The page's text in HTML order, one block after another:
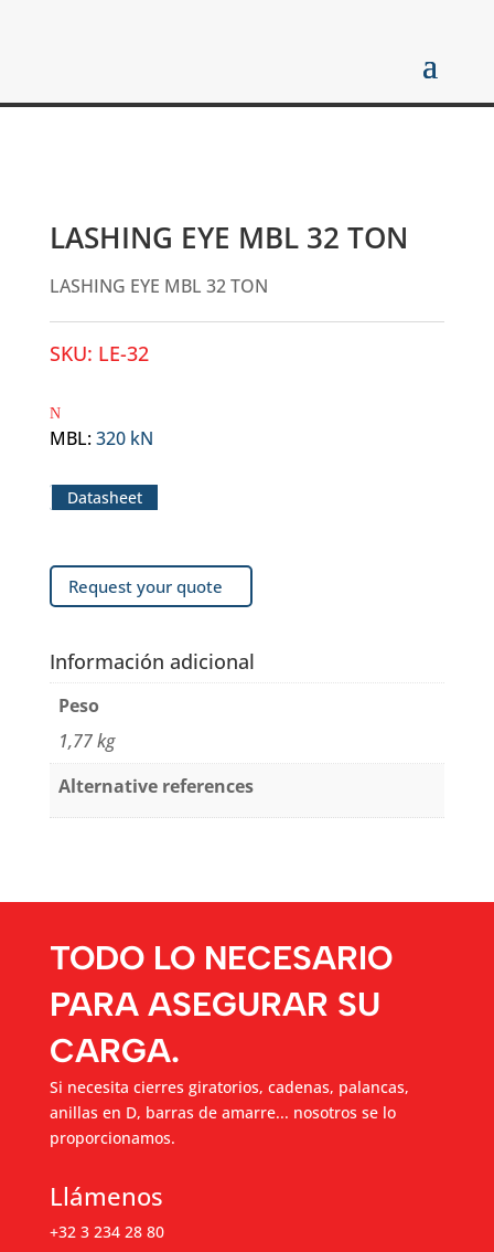
LASHING EYE MBL 32 TON
LASHING EYE MBL 32 TON
SKU: LE-32
MBL:320 kN
Datasheet
Request your quote
Información adicional
Peso
1,77 kg
Alternative references
TODO LO NECESARIO
PARA ASEGURAR SU
CARGA.
Si necesita cierres giratorios, cadenas, palancas,
anillas en D, barras de amarre... nosotros se lo
proporcionamos.
Llámenos
+32 3 234 28 80